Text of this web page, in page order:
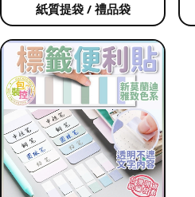
紙質提袋 / 禮品袋